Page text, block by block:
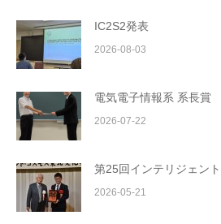
IC2S2発表
2026-08-03
電気電子情報系 系長賞
2026-07-22
第25回インテリジェン
2026-05-21